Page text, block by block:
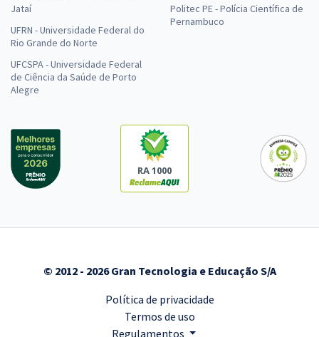
Jataí
UFRN - Universidade Federal do
Rio Grande do Norte
UFCSPA - Universidade Federal
de Ciência da Saúde de Porto
Alegre
Politec PE - Polícia Científica de
Pernambuco
RA 1000
© 2012 - 2026 Gran Tecnologia e Educação S/A
Política de privacidade
Termos de uso
Regulamentos